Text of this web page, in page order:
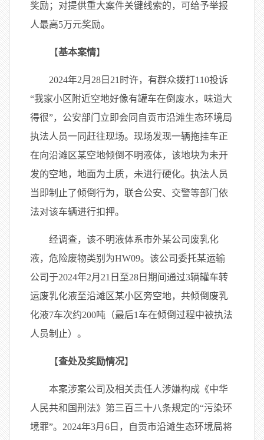
奖励；对提供重大案件关键线索的，可给予举报
人最高5万元奖励。
【基本案情】
2024年2月28日21时许，有群众拨打110投诉
“我家小区附近空地好像有罐车在倒废水，味道大
得很”，公安部门立即会同自贡市沿滩生态环境局
执法人员一同赶往现场。现场发现一辆拖挂车正
在向沿滩区某空地倾倒不明液体，该地块为未开
发的空地，地面为土质，未进行硬化。执法人员
当即制止了倾倒行为，联合公安、交警等部门依
法对该车辆进行扣押。
经调查，该不明液体系市外某公司废乳化
液，危险废物类别为HW09。该公司委托某运输
公司于2024年2月21日至28日期间通过3辆罐车转
运废乳化液至沿滩区某小区旁空地，共倾倒废乳
化液7车次约200吨（最后1车在倾倒过程中被执法
人员制止）。
【查处及奖励情况】
本案涉案公司及相关责任人涉嫌构成《中华
人民共和国刑法》第三百三十八条规定的“污染环
境罪”。2024年3月6日，自贡市沿滩生态环境局将